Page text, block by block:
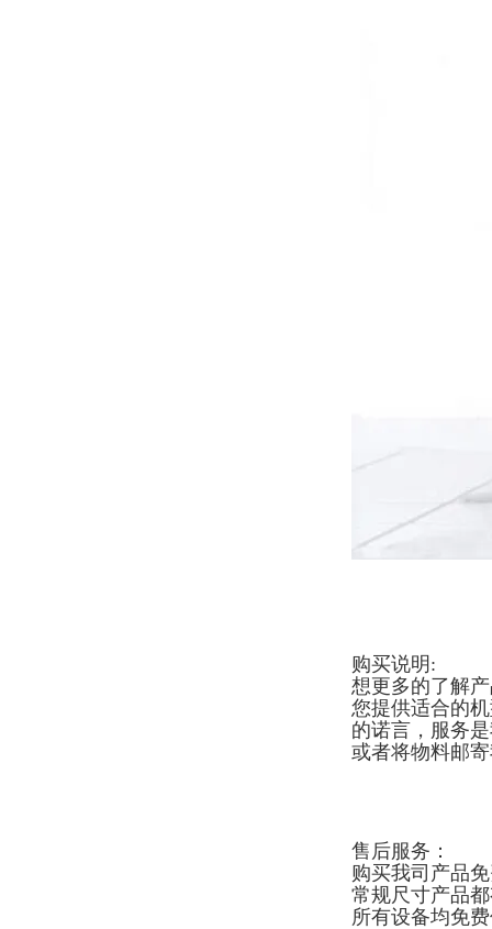
购买说明:
想更多的了解
您提供适合的
的诺言，服务
或者将物料邮
售后服务：
购买我司产品
常规尺寸产品
所有设备均免